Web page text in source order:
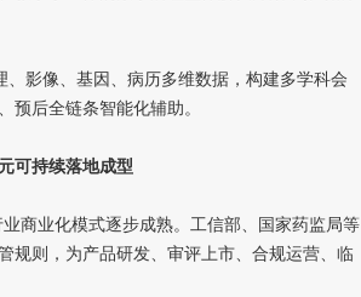
影像、基因、病历多维数据，构建多学科会
预后全链条智能化辅助。
可持续落地成型
业化模式逐步成熟。工信部、国家药监局等
规则，为产品研发、审评上市、合规运营、临